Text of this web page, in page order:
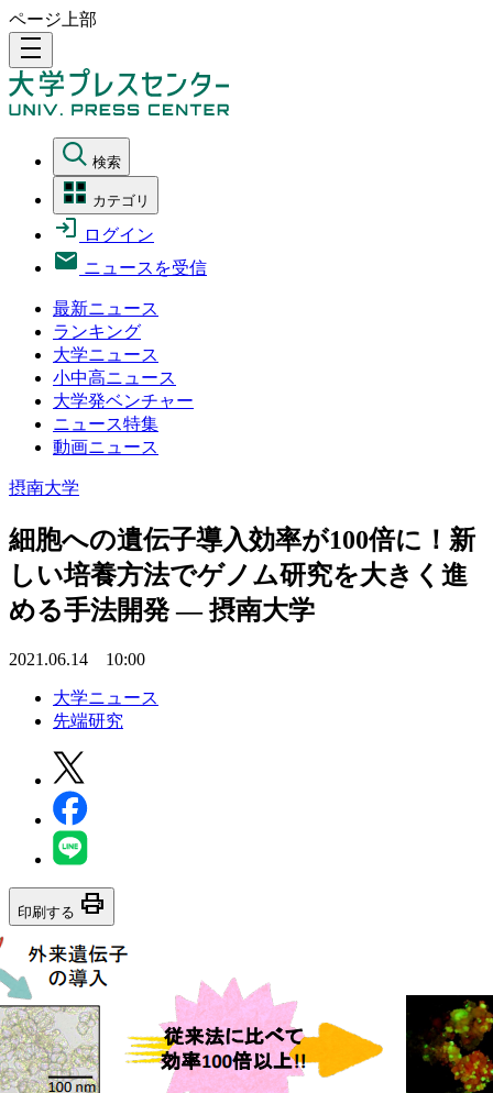
ページ上部
density_medium
検索
カテゴリ
ログイン
ニュースを受信
最新ニュース
ランキング
大学ニュース
小中高ニュース
大学発ベンチャー
ニュース特集
動画ニュース
摂南大学
細胞への遺伝子導入効率が100倍に！新
しい培養方法でゲノム研究を大きく進
める手法開発 — 摂南大学
2021.06.14 10:00
大学ニュース
先端研究
印刷する print